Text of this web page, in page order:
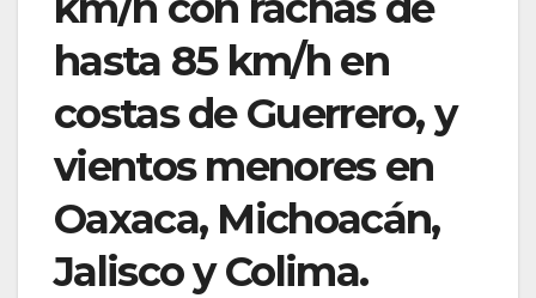
hasta 85 km/h en
costas de Guerrero, y
vientos menores en
Oaxaca, Michoacán,
Jalisco y Colima.